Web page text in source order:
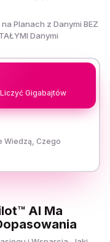
Planach z Danymi BEZ
Danymi
Gigabajtów
Wiedzą, Czego
AI Ma